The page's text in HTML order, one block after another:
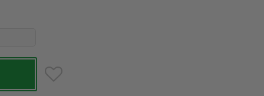
Lägg till i favoriter